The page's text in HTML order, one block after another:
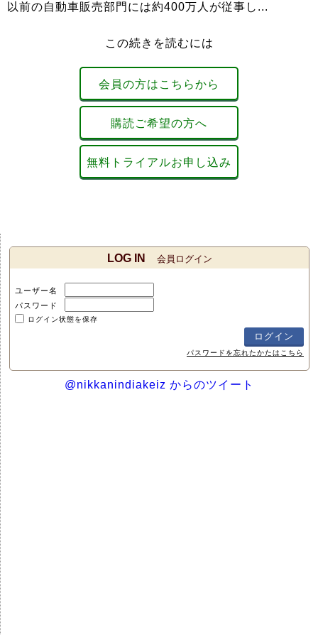
以前の自動車販売部門には約400万人が従事し...
この続きを読むには
会員の方はこちらから
購読ご希望の方へ
無料トライアルお申し込み
LOG IN 会員ログイン
ユーザー名
パスワード
ログイン状態を保存
パスワードを忘れたかたはこちら
@nikkanindiakeiz からのツイート